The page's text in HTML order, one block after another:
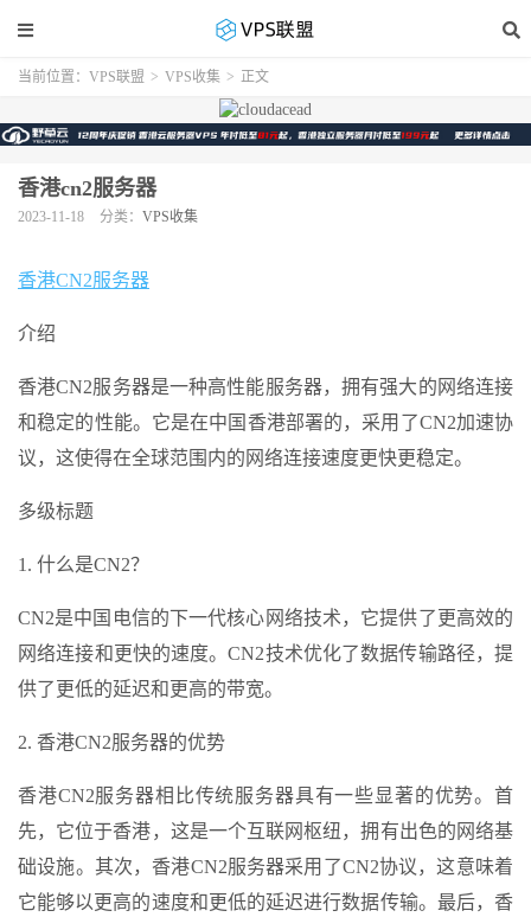
当前位置： VPS联盟 > VPS收集 > 正文
香港cn2服务器
2023-11-18 分类： VPS收集
香港CN2服务器
介绍
香港CN2服务器是一种高性能服务器，拥有强大的网络连接
和稳定的性能。它是在中国香港部署的，采用了CN2加速协
议，这使得在全球范围内的网络连接速度更快更稳定。
多级标题
1. 什么是CN2？
CN2是中国电信的下一代核心网络技术，它提供了更高效的
网络连接和更快的速度。CN2技术优化了数据传输路径，提
供了更低的延迟和更高的带宽。
2. 香港CN2服务器的优势
香港CN2服务器相比传统服务器具有一些显著的优势。首
先，它位于香港，这是一个互联网枢纽，拥有出色的网络基
础设施。其次，香港CN2服务器采用了CN2协议，这意味着
它能够以更高的速度和更低的延迟进行数据传输。最后，香